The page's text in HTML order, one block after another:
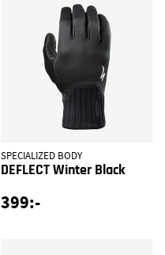
SPECIALIZED BODY
DEFLECT Winter Black
399:-